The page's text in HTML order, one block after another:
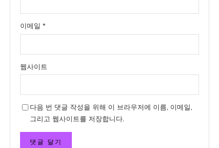
이메일 *
웹사이트
다음 번 댓글 작성을 위해 이 브라우저에 이름, 이메일,
그리고 웹사이트를 저장합니다.